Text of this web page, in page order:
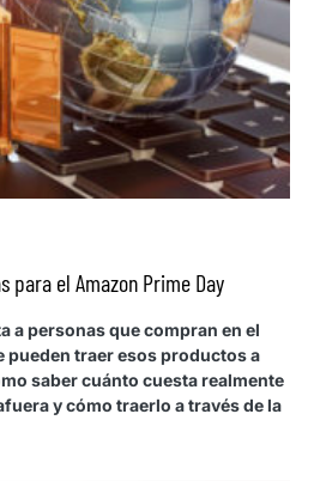
para el Amazon Prime Day
a personas que compran en el
pueden traer esos productos a
saber cuánto cuesta realmente
y cómo traerlo a través de la